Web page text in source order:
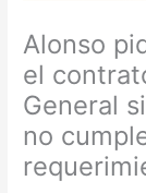
Alonso
el
General
no